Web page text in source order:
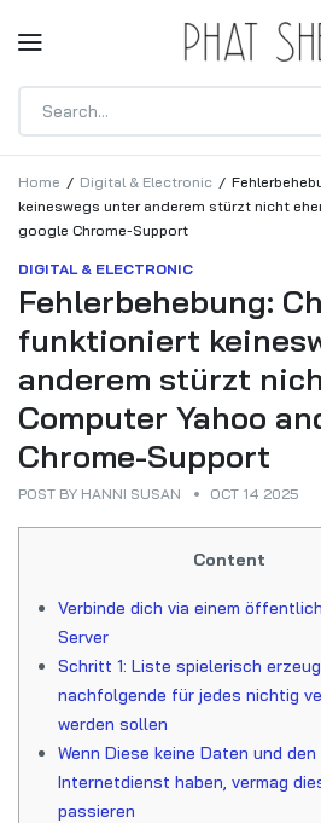
Home Digital & Electronic
keineswegs unter anderem stürzt nicht
google Chrome-Support
DIGITAL & ELECTRONIC
Fehlerbehebung:
funktioniert
anderem stürzt
Computer Yahoo
Chrome-Support
POST BY HANNI SUSAN OCT 14 2025
Content
Verbinde dich via einem
Server
Schritt 1: Liste spielerisch
nachfolgende für jedes nichtig
werden sollen
Wenn Diese keine Daten und
Internetdienst haben, vermag
passieren